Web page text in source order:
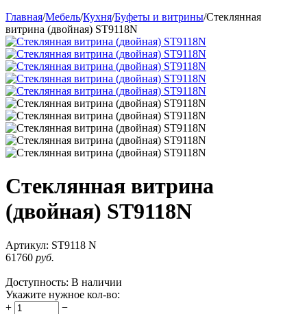
Главная/Мебель/Кухня/Буфеты и витрины/Стеклянная
витрина (двойная) ST9118N
Стеклянная витрина
(двойная) ST9118N
Артикул: ST9118 N
61760 руб.
Доступность: В наличии
Укажите нужное кол-во:
+
−